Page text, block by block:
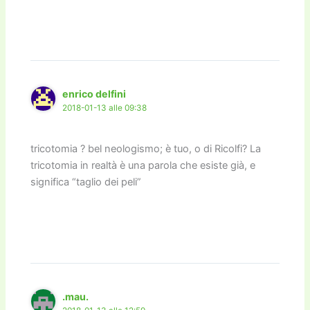
enrico delfini
2018-01-13 alle 09:38
tricotomia ? bel neologismo; è tuo, o di Ricolfi? La
tricotomia in realtà è una parola che esiste già, e
significa “taglio dei peli”
.mau.